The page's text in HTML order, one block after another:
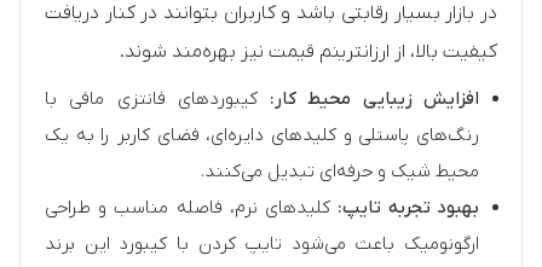
در بازار بسیار رقابتی باشد و کاربران بتوانند در کنار دریافت
کیفیت بالا، از ارزانترینم قیمت نیز بهره‌مند شوند.
افزایش زیبایی محیط کار: کیبوردهای فانتزی مافی با
رنگ‌های پاستلی و کلیدهای دایره‌ای، فضای کاربر را به یک
محیط شیک و حرفه‌ای تبدیل می‌کنند.
بهبود تجربه تایپ: کلیدهای نرم، فاصله مناسب و طراحی
ارگونومیک باعث می‌شود تایپ کردن با کیبورد این برند